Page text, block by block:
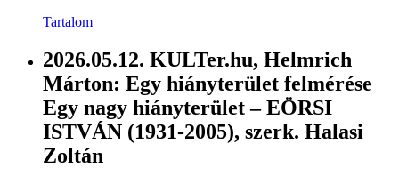
Tartalom
2026.05.12. KULTer.hu, Helmrich
Márton: Egy hiányterület felmérése
Egy nagy hiányterület – EÖRSI
ISTVÁN (1931-2005), szerk. Halasi
Zoltán